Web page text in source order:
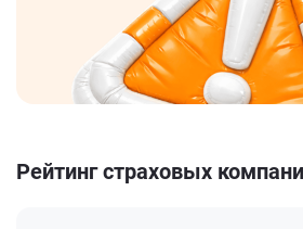
Рейтинг страховых